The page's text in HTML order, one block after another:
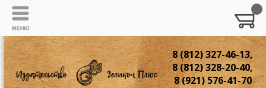
8 (812) 327-46-13,
8 (812) 328-20-40,
8 (921) 576-41-70